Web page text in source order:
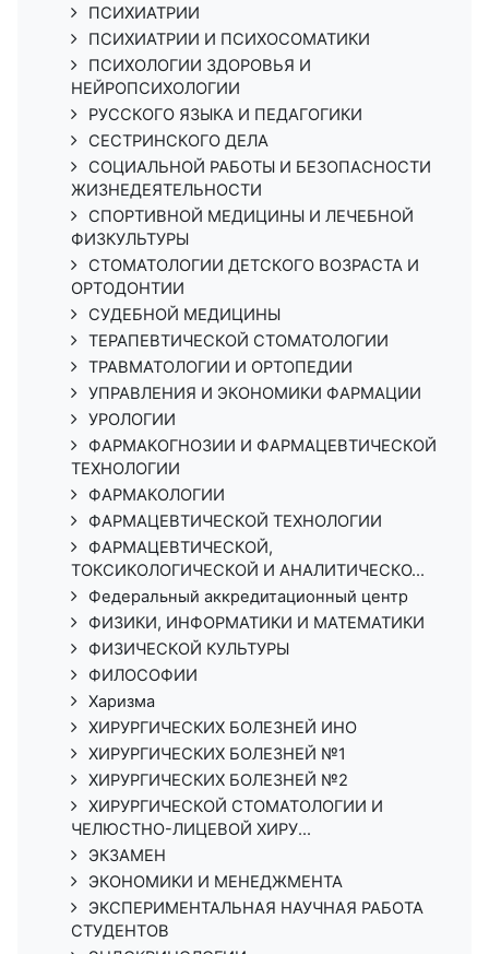
ПСИХИАТРИИ
ПСИХИАТРИИ И ПСИХОСОМАТИКИ
ПСИХОЛОГИИ ЗДОРОВЬЯ И
НЕЙРОПСИХОЛОГИИ
РУССКОГО ЯЗЫКА И ПЕДАГОГИКИ
СЕСТРИНСКОГО ДЕЛА
СОЦИАЛЬНОЙ РАБОТЫ И БЕЗОПАСНОСТИ
ЖИЗНЕДЕЯТЕЛЬНОСТИ
СПОРТИВНОЙ МЕДИЦИНЫ И ЛЕЧЕБНОЙ
ФИЗКУЛЬТУРЫ
СТОМАТОЛОГИИ ДЕТСКОГО ВОЗРАСТА И
ОРТОДОНТИИ
СУДЕБНОЙ МЕДИЦИНЫ
ТЕРАПЕВТИЧЕСКОЙ СТОМАТОЛОГИИ
ТРАВМАТОЛОГИИ И ОРТОПЕДИИ
УПРАВЛЕНИЯ И ЭКОНОМИКИ ФАРМАЦИИ
УРОЛОГИИ
ФАРМАКОГНОЗИИ И ФАРМАЦЕВТИЧЕСКОЙ
ТЕХНОЛОГИИ
ФАРМАКОЛОГИИ
ФАРМАЦЕВТИЧЕСКОЙ ТЕХНОЛОГИИ
ФАРМАЦЕВТИЧЕСКОЙ,
ТОКСИКОЛОГИЧЕСКОЙ И АНАЛИТИЧЕСКО...
Федеральный аккредитационный центр
ФИЗИКИ, ИНФОРМАТИКИ И МАТЕМАТИКИ
ФИЗИЧЕСКОЙ КУЛЬТУРЫ
ФИЛОСОФИИ
Харизма
ХИРУРГИЧЕСКИХ БОЛЕЗНЕЙ ИНО
ХИРУРГИЧЕСКИХ БОЛЕЗНЕЙ №1
ХИРУРГИЧЕСКИХ БОЛЕЗНЕЙ №2
ХИРУРГИЧЕСКОЙ СТОМАТОЛОГИИ И
ЧЕЛЮСТНО-ЛИЦЕВОЙ ХИРУ...
ЭКЗАМЕН
ЭКОНОМИКИ И МЕНЕДЖМЕНТА
ЭКСПЕРИМЕНТАЛЬНАЯ НАУЧНАЯ РАБОТА
СТУДЕНТОВ